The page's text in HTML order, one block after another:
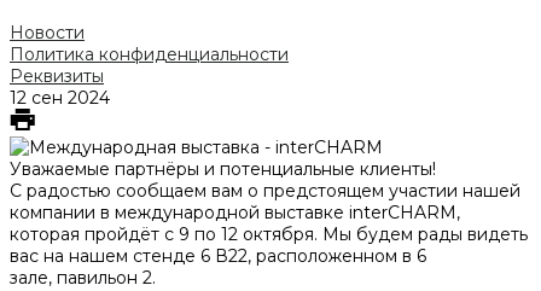
Новости
Политика конфиденциальности
Реквизиты
12 сен 2024
Уважаемые партнёры и потенциальные клиенты!
С радостью сообщаем вам о предстоящем участии нашей
компании в международной выставке interCHARM,
которая пройдёт с 9 по 12 октября. Мы будем рады видеть
вас на нашем стенде 6 В22, расположенном в 6
зале, павильон 2.